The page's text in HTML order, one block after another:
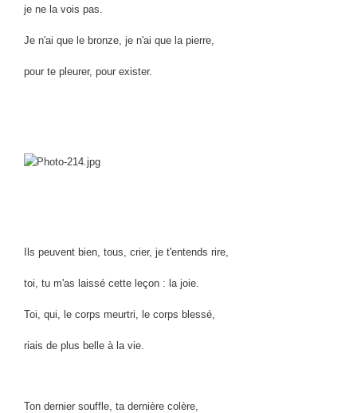
je ne la vois pas.
Je n'ai que le bronze, je n'ai que la pierre,
pour te pleurer, pour exister.
Ils peuvent bien, tous, crier, je t'entends rire,
toi, tu m'as laissé cette leçon : la joie.
Toi, qui, le corps meurtri, le corps blessé,
riais de plus belle à la vie.
Ton dernier souffle, ta dernière colère,